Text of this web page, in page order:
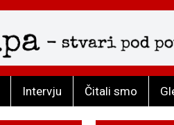
Intervju Čitali smo